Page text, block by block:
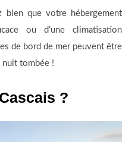
bien que votre hébergement
ou d’une climatisation
de bord de mer peuvent être
nuit tombée !
?